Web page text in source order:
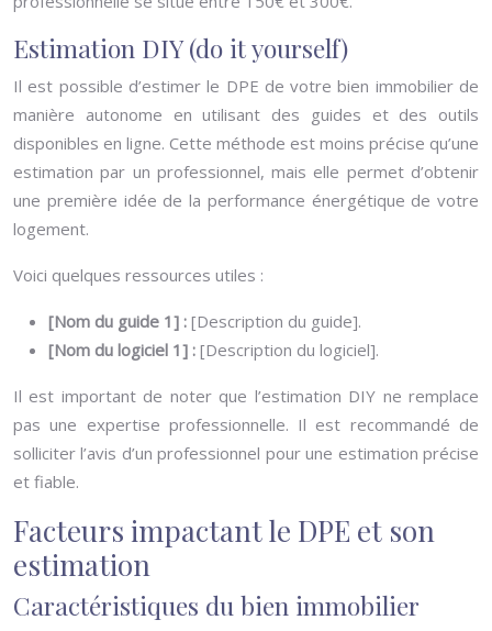
Estimation DIY (do it yourself)
Il est possible d’estimer le DPE de votre bien immobilier de
manière autonome en utilisant des guides et des outils
disponibles en ligne. Cette méthode est moins précise qu’une
estimation par un professionnel, mais elle permet d’obtenir
une première idée de la performance énergétique de votre
logement.
Voici quelques ressources utiles :
[Nom du guide 1] : [Description du guide].
[Nom du logiciel 1] : [Description du logiciel].
Il est important de noter que l’estimation DIY ne remplace
pas une expertise professionnelle. Il est recommandé de
solliciter l’avis d’un professionnel pour une estimation précise
et fiable.
Facteurs impactant le DPE et son
estimation
Caractéristiques du bien immobilier